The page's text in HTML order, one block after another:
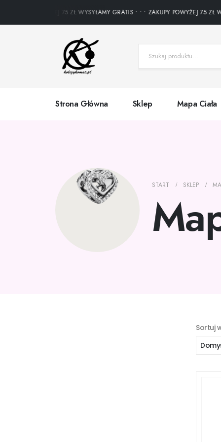
ZAKUPY POWYŻEJ 75 ZŁ WYSYŁAMY GRATIS • • • ZAKUPY POWYŻEJ 75 ZŁ
Strona Główna Sklep Mapa Ciała
START SKLEP
Sortuj